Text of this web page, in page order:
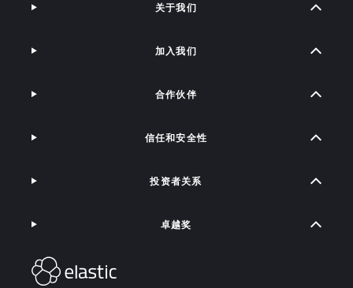
关于我们
加入我们
合作伙伴
信任和安全性
投资者关系
卓越奖